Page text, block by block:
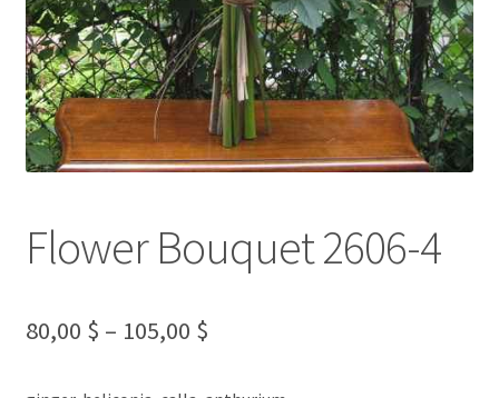
Flower Bouquet 2606-4
80,00 $ – 105,00 $